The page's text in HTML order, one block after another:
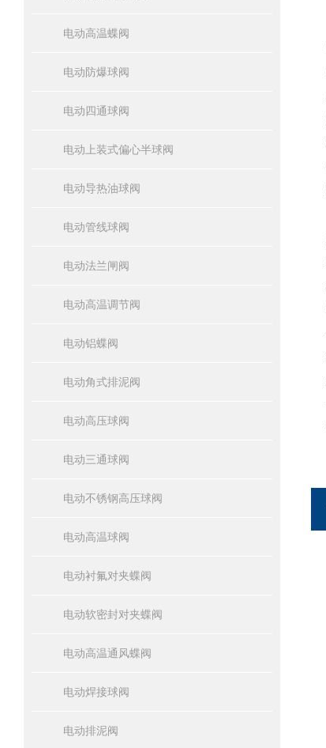
电动高温蝶阀
电动防爆球阀
电动四通球阀
电动上装式偏心半球阀
电动导热油球阀
电动管线球阀
电动法兰闸阀
电动高温调节阀
电动铝蝶阀
电动角式排泥阀
电动高压球阀
电动三通球阀
电动不锈钢高压球阀
电动高温球阀
电动衬氟对夹蝶阀
电动软密封对夹蝶阀
电动高温通风蝶阀
电动焊接球阀
电动排泥阀